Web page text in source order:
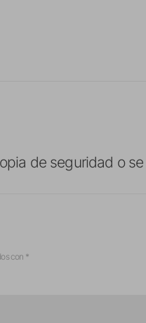
de seguridad o
con *